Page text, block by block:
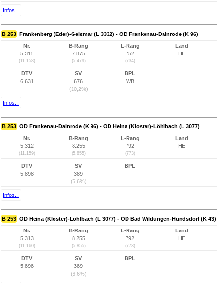
Infos...
B 253 Frankenberg (Eder)-Geismar (L 3332) - OD Frankenau-Dainrode (K 96)
Nr.
5.311
(11.158)
B-Rang
7.875
(5.479)
L-Rang
752
(734)
Land
HE
DTV
6.631
SV
676
(10,2%)
BPL
WB
Infos...
B 253 OD Frankenau-Dainrode (K 96) - OD Heina (Kloster)-Löhlbach (L 3077)
Nr.
5.312
(11.159)
B-Rang
8.255
(5.855)
L-Rang
792
(773)
Land
HE
DTV
5.898
SV
389
(6,6%)
BPL
Infos...
B 253 OD Heina (Kloster)-Löhlbach (L 3077) - OD Bad Wildungen-Hundsdorf (K 43)
Nr.
5.313
(11.160)
B-Rang
8.255
(5.855)
L-Rang
792
(773)
Land
HE
DTV
5.898
SV
389
(6,6%)
BPL